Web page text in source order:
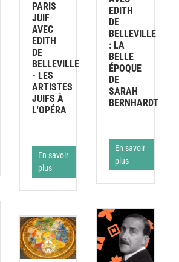
EDITH
DE
BELLEVILLE
: LA
BELLE
ÉPOQUE
DE
SARAH
BERNHARDT
En savoir
plus
PARIS
JUIF
AVEC
EDITH
DE
BELLEVILLE
- LES
ARTISTES
JUIFS À
L'OPÉRA
En savoir
plus